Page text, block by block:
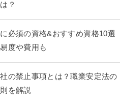
？
必須の資格&おすすめ資格10選
度や費用も
の禁止事項とは？職業安定法の
を解説